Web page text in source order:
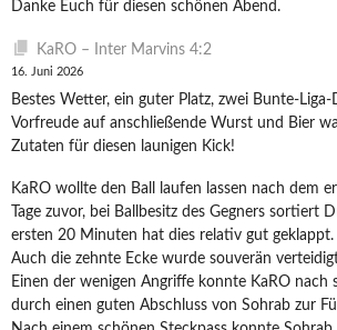
Danke Euch für diesen schönen Abend.
KaRO – Inter Marvins 4:2
16. Juni 2026
Bestes Wetter, ein guter Platz, zwei Bunte-
Vorfreude auf anschließende Wurst und Bier
Zutaten für diesen launigen Kick!
KaRO wollte den Ball laufen lassen nach dem
Tage zuvor, bei Ballbesitz des Gegners sortiert
ersten 20 Minuten hat dies relativ gut geklappt.
Auch die zehnte Ecke wurde souverän
Einen der wenigen Angriffe konnte KaRO nach
durch einen guten Abschluss von Sohrab zur